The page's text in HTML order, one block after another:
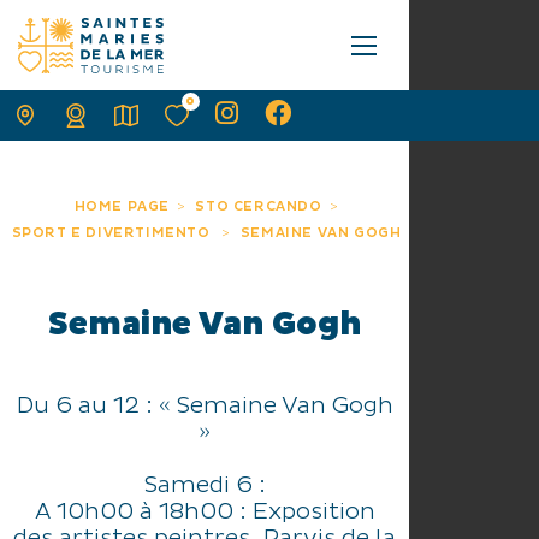
HOME PAGE
STO CERCANDO
SPORT E DIVERTIMENTO
SEMAINE VAN GOGH
Semaine Van Gogh
Du 6 au 12 : « Semaine Van Gogh
»
Samedi 6 :
A 10h00 à 18h00 : Exposition
0